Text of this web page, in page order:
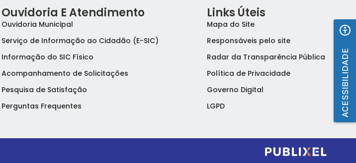
Ouvidoria E Atendimento
Ouvidoria Municipal
Serviço de Informação ao Cidadão (E-SIC)
Informação do SIC Físico
Acompanhamento de Solicitações
Pesquisa de Satisfação
Perguntas Frequentes
Links Úteis
Mapa do Site
Responsáveis pelo site
Radar da Transparência Pública
Política de Privacidade
Governo Digital
LGPD
ACESSIBILIDADE